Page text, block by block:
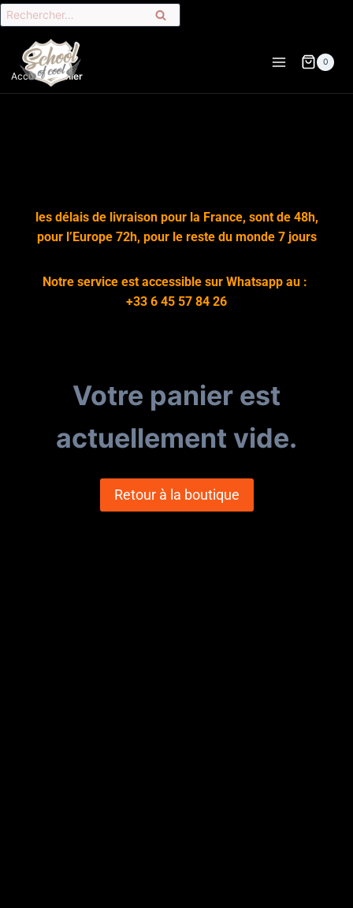
0
Accueil»Panier
les délais de livraison pour la France, sont de 48h,
pour l’Europe 72h, pour le reste du monde 7 jours
Notre service est accessible sur Whatsapp au :
+33 6 45 57 84 26
Votre panier est
actuellement vide.
Retour à la boutique